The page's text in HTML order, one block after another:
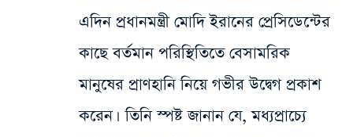
এদিন প্রধানমন্ত্রী মোদি ইরানের প্রেসিডেন্টের
কাছে বর্তমান পরিস্থিতিতে বেসামরিক
মানুষের প্রাণহানি নিয়ে গভীর উদ্বেগ প্রকাশ
করেন। তিনি স্পষ্ট জানান যে, মধ্যপ্রাচ্যে